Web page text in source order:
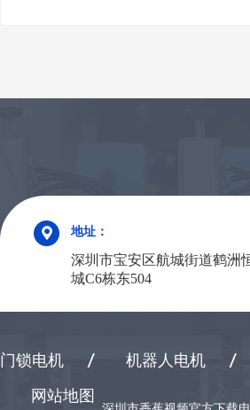
地址：
深圳市宝安区航城街道鹤洲
城C6栋东504
门锁电机 机器人电机
网站地图